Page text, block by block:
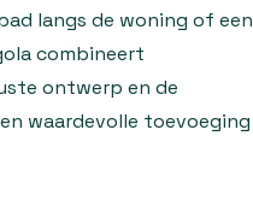
langs de woning of een
combineert
ontwerp en de
waardevolle toevoeging